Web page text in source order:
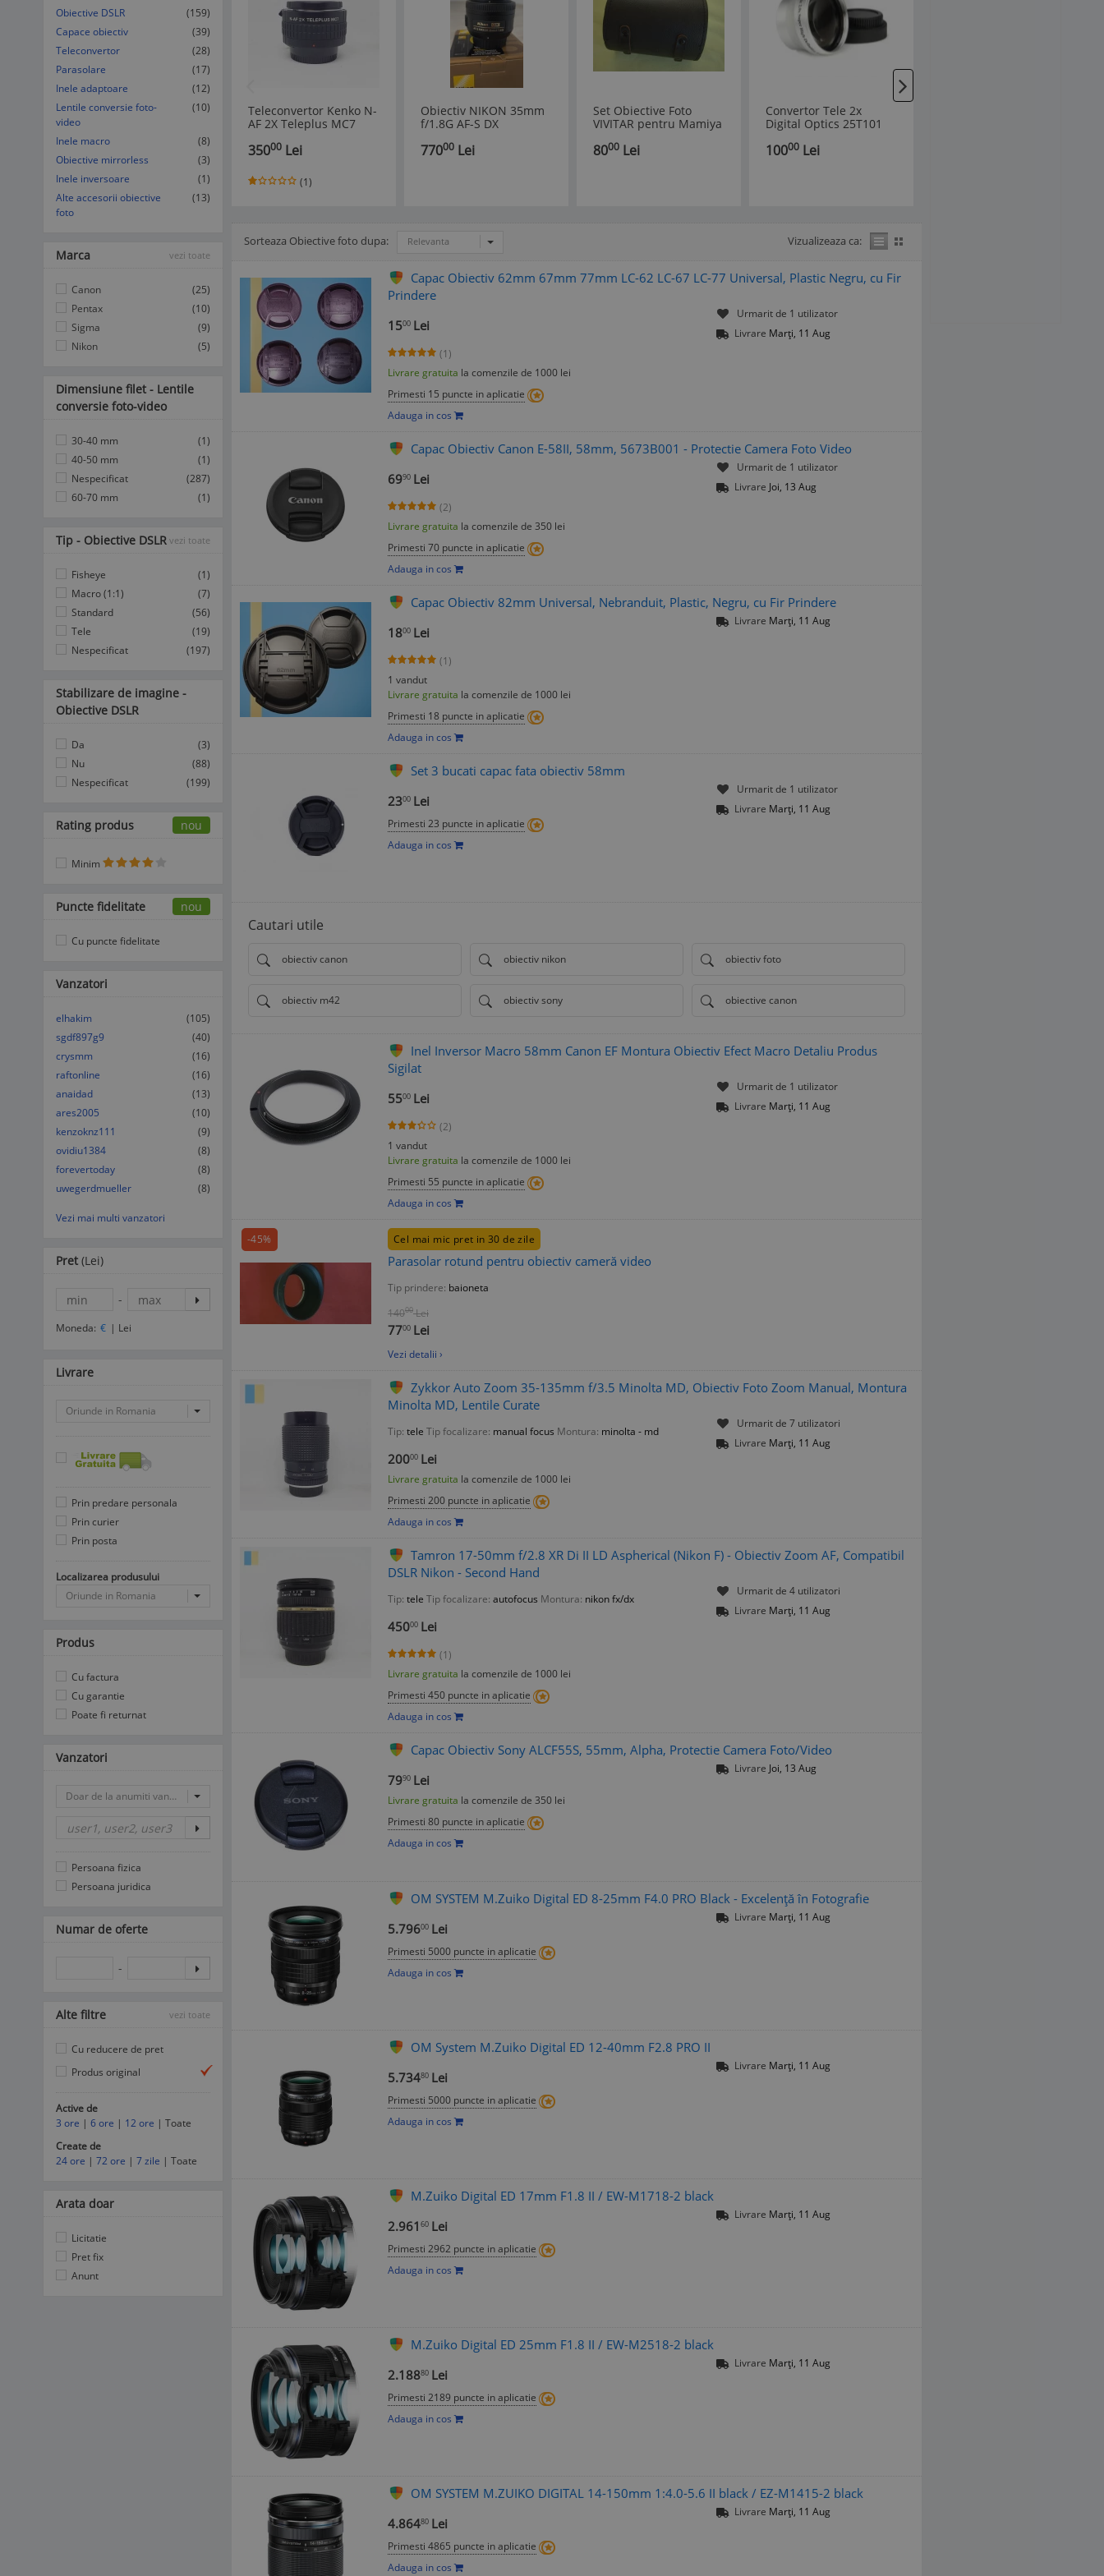
Teleconvertor Kenko N-
AF 2X Teleplus MC7
35000 Lei
(1)
Obiectiv NIKON 35mm
f/1.8G AF-S DX
77000 Lei
Set Obiective Foto
VIVITAR pentru Mamiya
Angle) 52mm - NOI
8000 Lei
Convertor Tele 2x
Digital Optics 25T101
10000 Lei
Sorteaza Obiective foto dupa: Relevanta Vizualizeaza ca:
Capac Obiectiv 62mm 67mm 77mm LC-62 LC-67 LC-77 Universal, Plastic Negru, cu Fir
Prindere
1500 Lei
(1)
Livrare gratuita la comenzile de 1000 lei
Primesti 15 puncte in aplicatie
Adauga in cos
Urmarit de 1 utilizator
Livrare Marți, 11 Aug
Capac Obiectiv Canon E-58II, 58mm, 5673B001 - Protectie Camera Foto Video
6990 Lei
(2)
Livrare gratuita la comenzile de 350 lei
Primesti 70 puncte in aplicatie
Adauga in cos
Urmarit de 1 utilizator
Livrare Joi, 13 Aug
Capac Obiectiv 82mm Universal, Nebranduit, Plastic, Negru, cu Fir Prindere
1800 Lei
(1)
1 vandut
Livrare gratuita la comenzile de 1000 lei
Primesti 18 puncte in aplicatie
Adauga in cos
Livrare Marți, 11 Aug
Set 3 bucati capac fata obiectiv 58mm
2300 Lei
Primesti 23 puncte in aplicatie
Adauga in cos
Urmarit de 1 utilizator
Livrare Marți, 11 Aug
Cautari utile
obiectiv canon obiectiv nikon obiectiv foto
obiectiv m42 obiectiv sony obiective canon
Inel Inversor Macro 58mm Canon EF Montura Obiectiv Efect Macro Detaliu Produs
Sigilat
5500 Lei
(2)
1 vandut
Livrare gratuita la comenzile de 1000 lei
Primesti 55 puncte in aplicatie
Adauga in cos
Urmarit de 1 utilizator
Livrare Marți, 11 Aug
-45% Cel mai mic pret in 30 de zile
Parasolar rotund pentru obiectiv cameră video
Tip prindere: baioneta
14000 Lei
7700 Lei
Vezi detalii ›
Zykkor Auto Zoom 35-135mm f/3.5 Minolta MD, Obiectiv Foto Zoom Manual, Montura
Minolta MD, Lentile Curate
Tip: tele Tip focalizare: manual focus Montura: minolta - md
20000 Lei
Livrare gratuita la comenzile de 1000 lei
Primesti 200 puncte in aplicatie
Adauga in cos
Urmarit de 7 utilizatori
Livrare Marți, 11 Aug
Tamron 17-50mm f/2.8 XR Di II LD Aspherical (Nikon F) - Obiectiv Zoom AF, Compatibil
DSLR Nikon - Second Hand
Tip: tele Tip focalizare: autofocus Montura: nikon fx/dx
45000 Lei
(1)
Livrare gratuita la comenzile de 1000 lei
Primesti 450 puncte in aplicatie
Adauga in cos
Urmarit de 4 utilizatori
Livrare Marți, 11 Aug
Capac Obiectiv Sony ALCF55S, 55mm, Alpha, Protectie Camera Foto/Video
7990 Lei
Livrare gratuita la comenzile de 350 lei
Primesti 80 puncte in aplicatie
Adauga in cos
Livrare Joi, 13 Aug
OM SYSTEM M.Zuiko Digital ED 8-25mm F4.0 PRO Black - Excelență în Fotografie
5.79600 Lei
Primesti 5000 puncte in aplicatie
Adauga in cos
Livrare Marți, 11 Aug
OM System M.Zuiko Digital ED 12-40mm F2.8 PRO II
5.73480 Lei
Primesti 5000 puncte in aplicatie
Adauga in cos
Livrare Marți, 11 Aug
M.Zuiko Digital ED 17mm F1.8 II / EW-M1718-2 black
2.961 60 Lei
Primesti 2962 puncte in aplicatie
Adauga in cos
Livrare Marți, 11 Aug
M.Zuiko Digital ED 25mm F1.8 II / EW-M2518-2 black
2.18880 Lei
Primesti 2189 puncte in aplicatie
Adauga in cos
Livrare Marți, 11 Aug
OM SYSTEM M.ZUIKO DIGITAL 14-150mm 1:4.0-5.6 II black / EZ-M1415-2 black
4.86480 Lei
Primesti 4865 puncte in aplicatie
Adauga in cos
Livrare Marți, 11 Aug
Obiective DSLR
(159)
Capace obiectiv
(39)
Teleconvertor
(28)
Parasolare
(17)
Inele adaptoare
(12)
Lentile conversie foto-
video
(10)
Inele macro
(8)
Obiective mirrorless
(3)
Inele inversoare
(1)
Alte accesorii obiective
foto
(13)
Marca vezi toate
Canon
(25)
Pentax
(10)
Sigma
(9)
Nikon
(5)
Dimensiune filet - Lentile
conversie foto-video
30-40 mm
(1)
40-50 mm
(1)
Nespecificat
(287)
60-70 mm
(1)
Tip - Obiective DSLR vezi toate
Fisheye
(1)
Macro (1:1)
(7)
Standard
(56)
Tele
(19)
Nespecificat
(197)
Stabilizare de imagine -
Obiective DSLR
Da
(3)
Nu
(88)
Nespecificat
(199)
Rating produs nou
Minim
Puncte fidelitate nou
Cu puncte fidelitate
Vanzatori
elhakim
(105)
sgdf897g9
(40)
crysmm
(16)
raftonline
(16)
anaidad
(13)
ares2005
(10)
kenzoknz111
(9)
ovidiu1384
(8)
forevertoday
(8)
uwegerdmueller
(8)
Vezi mai multi vanzatori
Pret (Lei)
-
Moneda: € | Lei
Livrare
Oriunde in Romania
Prin predare personala
Prin curier
Prin posta
Localizarea produsului
Oriunde in Romania
Produs
Cu factura
Cu garantie
Poate fi returnat
Vanzatori
Doar de la anumiti vanzatori
Persoana fizica
Persoana juridica
Numar de oferte
-
Alte filtre vezi toate
Cu reducere de pret
Produs original
Active de
3 ore | 6 ore | 12 ore | Toate
Create de
24 ore | 72 ore | 7 zile | Toate
Arata doar
Licitatie
Pret fix
Anunt